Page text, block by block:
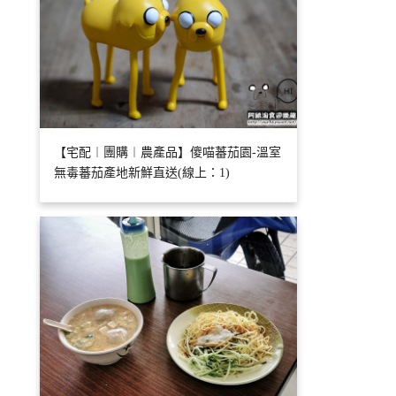
【宅配︱團購︱農產品】傻喵蕃茄園-溫室
無毒蕃茄產地新鮮直送(線上：1)